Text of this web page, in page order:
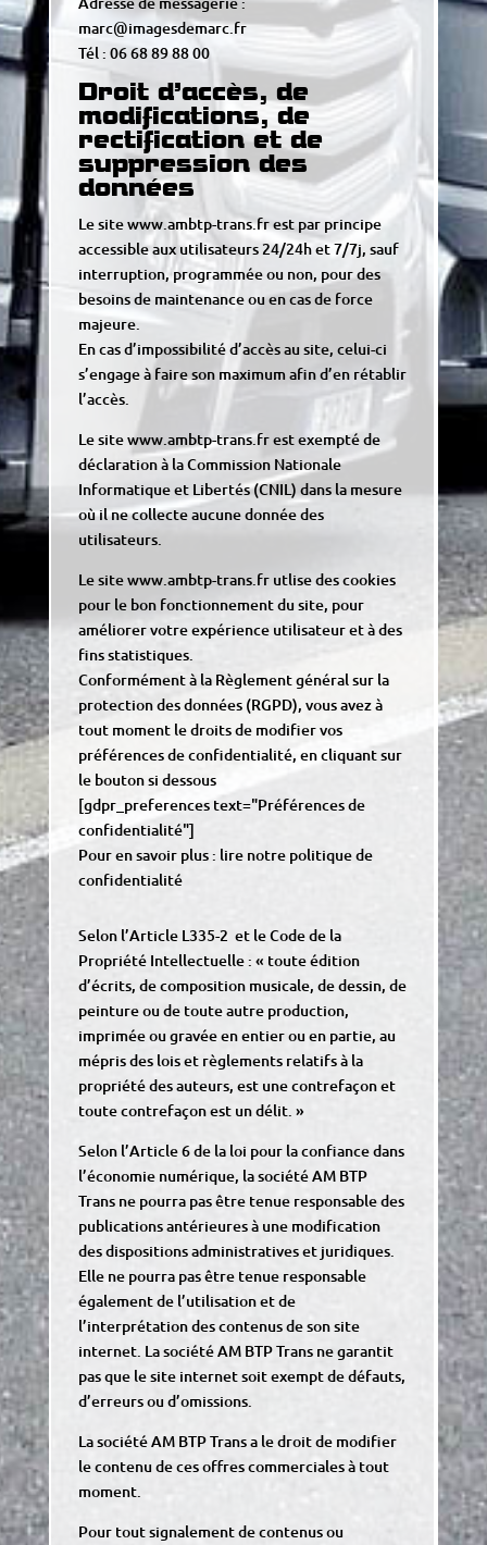
marc@imagesdemarc.fr
Tél : 06 68 89 88 00
Droit d’accès, de
modifications, de
rectification et de
suppression des
données
Le site www.ambtp-trans.fr est par principe
accessible aux utilisateurs 24/24h et 7/7j, sauf
interruption, programmée ou non, pour des
besoins de maintenance ou en cas de force
majeure.
En cas d’impossibilité d’accès au site, celui-ci
s’engage à faire son maximum afin d’en rétablir
l’accès.
Le site www.ambtp-trans.fr est exempté de
déclaration à la Commission Nationale
Informatique et Libertés (CNIL) dans la mesure
où il ne collecte aucune donnée des
utilisateurs.
Le site www.ambtp-trans.fr utlise des cookies
pour le bon fonctionnement du site, pour
améliorer votre expérience utilisateur et à des
fins statistiques.
Conformément à la Règlement général sur la
protection des données (RGPD), vous avez à
tout moment le droits de modifier vos
préférences de confidentialité, en cliquant sur
le bouton si dessous
[gdpr_preferences text="Préférences de
confidentialité"]
Pour en savoir plus : lire notre politique de
confidentialité
Selon l’Article L335-2 et le Code de la
Propriété Intellectuelle : « toute édition
d’écrits, de composition musicale, de dessin, de
peinture ou de toute autre production,
imprimée ou gravée en entier ou en partie, au
mépris des lois et règlements relatifs à la
propriété des auteurs, est une contrefaçon et
toute contrefaçon est un délit. »
Selon l’Article 6 de la loi pour la confiance dans
l’économie numérique, la société AM BTP
Trans ne pourra pas être tenue responsable des
publications antérieures à une modification
des dispositions administratives et juridiques.
Elle ne pourra pas être tenue responsable
également de l’utilisation et de
l’interprétation des contenus de son site
internet. La société AM BTP Trans ne garantit
pas que le site internet soit exempt de défauts,
d’erreurs ou d’omissions.
La société AM BTP Trans a le droit de modifier
le contenu de ces offres commerciales à tout
moment.
Pour tout signalement de contenus ou